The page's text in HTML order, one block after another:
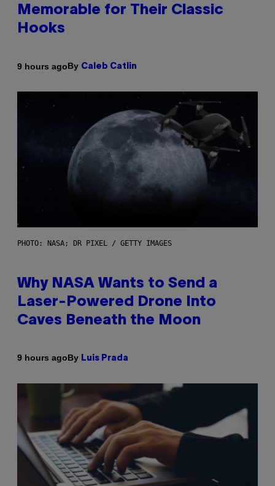
Memorable for Their Classic
Hooks
9 hours agoBy Caleb Catlin
PHOTO: NASA; DR PIXEL / GETTY IMAGES
Why NASA Wants to Send a
Laser-Powered Drone Into
Caves Beneath the Moon
9 hours agoBy Luis Prada